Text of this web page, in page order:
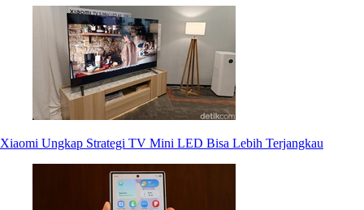
Xiaomi Ungkap Strategi TV Mini LED Bisa Lebih Terjangkau